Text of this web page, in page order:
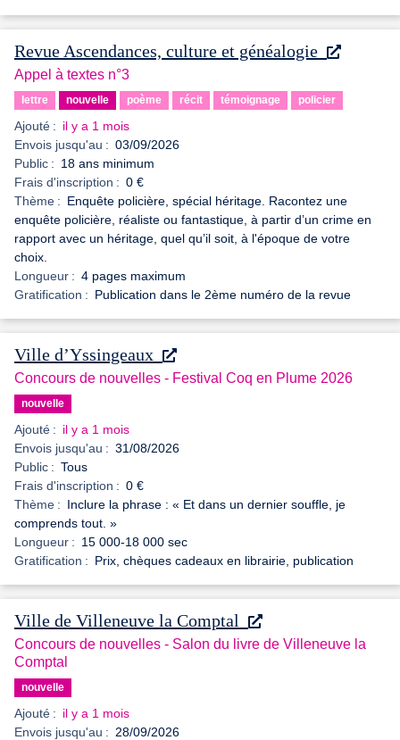
Revue Ascendances, culture et généalogie
Appel à textes n°3
lettre nouvelle poème récit témoignage policier
Ajouté : il y a 1 mois
Envois jusqu'au : 03/09/2026
Public : 18 ans minimum
Frais d'inscription : 0 €
Thème : Enquête policière, spécial héritage. Racontez une
enquête policière, réaliste ou fantastique, à partir d’un crime en
rapport avec un héritage, quel qu’il soit, à l'époque de votre
choix.
Longueur : 4 pages maximum
Gratification : Publication dans le 2ème numéro de la revue
Ville d’Yssingeaux
Concours de nouvelles - Festival Coq en Plume 2026
nouvelle
Ajouté : il y a 1 mois
Envois jusqu'au : 31/08/2026
Public : Tous
Frais d'inscription : 0 €
Thème : Inclure la phrase : « Et dans un dernier souffle, je
comprends tout. »
Longueur : 15 000-18 000 sec
Gratification : Prix, chèques cadeaux en librairie, publication
Ville de Villeneuve la Comptal
Concours de nouvelles - Salon du livre de Villeneuve la
Comptal
nouvelle
Ajouté : il y a 1 mois
Envois jusqu'au : 28/09/2026